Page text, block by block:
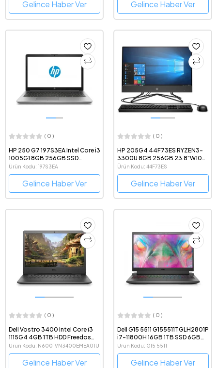
Gelince Haber Ver Gelince Haber Ver
( 0 )
HP 250 G7 197S3EA Intel Core i3
1005G1 8GB 256GB SSD
Freedos 15.6'' FHD Taşınabilir
Bilgisayar
Ürün Kodu: 197S3EA
Gelince Haber Ver
( 0 )
HP 205G4 44F73ES RYZEN3-
3300U 8GB 256GB 23.8"W10
AIO PC
Ürün Kodu: 44F73ES
Gelince Haber Ver
( 0 )
Dell Vostro 3400 Intel Core i3
1115G4 4GB 1TB HDD Freedos
14" FHD Taşınabilir Bilgisayar
N6001VN3400EMEA01U
Ürün Kodu: N6001VN3400EMEA01U
Gelince Haber Ver
( 0 )
Dell G15 5511 G155511TGLH2801P
i7-11800H 16GB 1TB SSD 6GB
GeForce RTX 3060 15.6" Full HD
Ubuntu Gaming Notebook
Ürün Kodu: G15 5511
Gelince Haber Ver